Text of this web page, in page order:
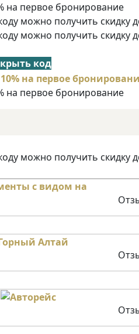
на первое бронирование
можно получить скидку
можно получить скидку
код
на первое бронирование
можно получить скидку